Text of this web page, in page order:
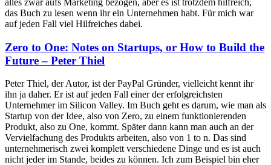
das Buch zu lesen wenn ihr ein Unternehmen habt. Für mich war
auf jeden Fall viel Hilfreiches dabei.
Zero to One: Notes on Startups, or How to Build the
Future – Peter Thiel
Peter Thiel, der Autor, ist der PayPal Gründer, vielleicht kennt ihr
ihn ja daher. Er ist auf jeden Fall einer der erfolgreichsten
Unternehmer im Silicon Valley. Im Buch geht es darum, wie man als
Startup von der Idee, also von Zero, zu einem funktionierenden
Produkt, also zu One, kommt. Später dann kann man auch an der
Vervielfachung des Produkts arbeiten, also von 1 to n. Das sind
unternehmerisch zwei komplett verschiedene Dinge und es ist auch
nicht jeder im Stande, beides zu können. Ich zum Beispiel bin eher